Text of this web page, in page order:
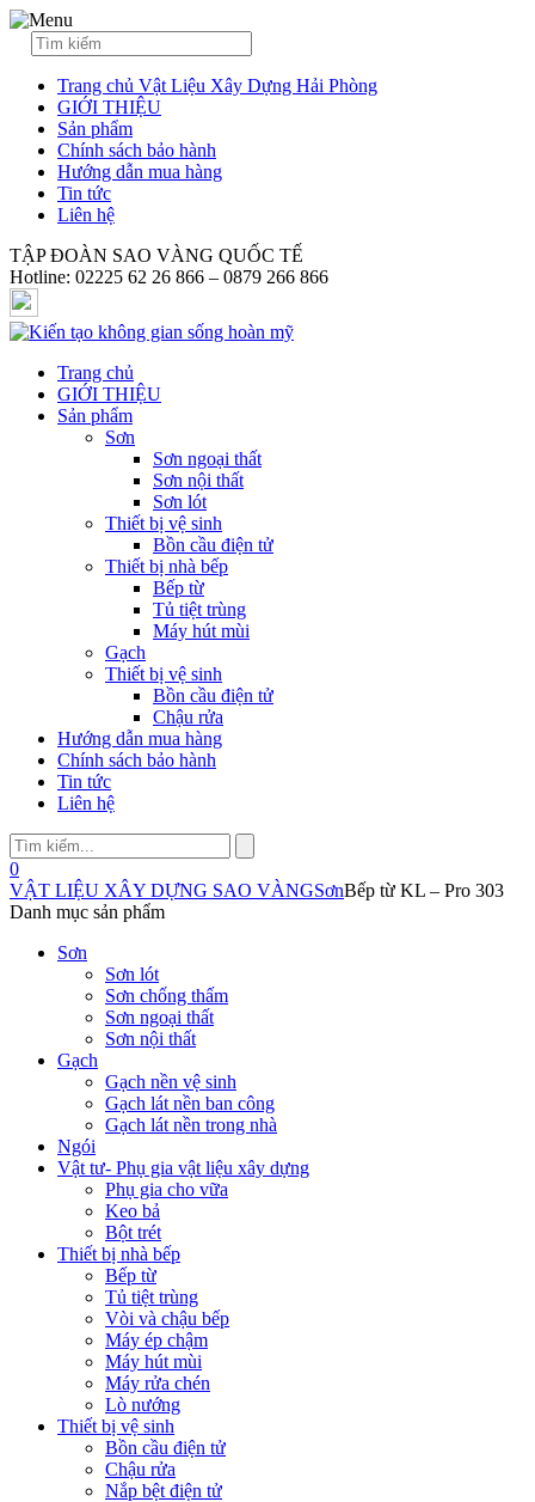
Trang chủ Vật Liệu Xây Dựng Hải Phòng
GIỚI THIỆU
Sản phẩm
Chính sách bảo hành
Hướng dẫn mua hàng
Tin tức
Liên hệ
TẬP ĐOÀN SAO VÀNG QUỐC TẾ
Hotline: 02225 62 26 866 – 0879 266 866
Trang chủ
GIỚI THIỆU
Sản phẩm
Sơn
Sơn ngoại thất
Sơn nội thất
Sơn lót
Thiết bị vệ sinh
Bồn cầu điện tử
Thiết bị nhà bếp
Bếp từ
Tủ tiệt trùng
Máy hút mùi
Gạch
Thiết bị vệ sinh
Bồn cầu điện tử
Chậu rửa
Hướng dẫn mua hàng
Chính sách bảo hành
Tin tức
Liên hệ
0
VẬT LIỆU XÂY DỰNG SAO VÀNGSơnBếp từ KL – Pro 303
Danh mục sản phẩm
Sơn
Sơn lót
Sơn chống thấm
Sơn ngoại thất
Sơn nội thất
Gạch
Gạch nền vệ sinh
Gạch lát nền ban công
Gạch lát nền trong nhà
Ngói
Vật tư- Phụ gia vật liệu xây dựng
Phụ gia cho vữa
Keo bả
Bột trét
Thiết bị nhà bếp
Bếp từ
Tủ tiệt trùng
Vòi và chậu bếp
Máy ép chậm
Máy hút mùi
Máy rửa chén
Lò nướng
Thiết bị vệ sinh
Bồn cầu điện tử
Chậu rửa
Nắp bệt điện tử